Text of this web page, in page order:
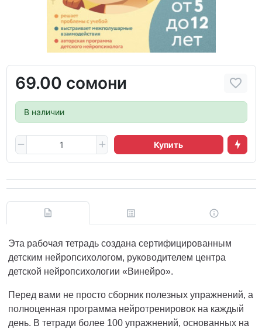
69.00 сомони
В наличии
Купить
Эта рабочая тетрадь создана сертифицированным
детским нейропсихологом, руководителем центра
детской нейропсихологии «Винейро».
Перед вами не просто сборник полезных упражнений, а
полноценная программа нейротренировок на каждый
день. В тетради более 100 упражнений, основанных на